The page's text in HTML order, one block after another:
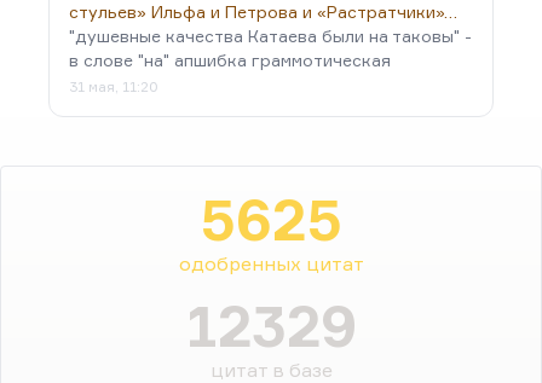
стульев» Ильфа и Петрова и «Растратчики»…
"душевные качества Катаева были на таковы" -
в слове "на" апшибка граммотическая
31 мая, 11:20
5625
одобренных цитат
12329
цитат в базе